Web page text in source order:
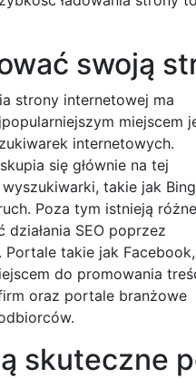
swoją
strony internetowej ma
miejscem
internetowych.
się głównie na tej
takie jak Bing
Poza tym istnieją różne
SEO poprzez
takie jak Facebook,
do promowania
oraz portale branżowe
skuteczne